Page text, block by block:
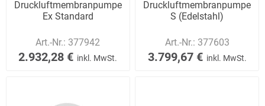
Druckluftmembranpumpe
Ex Standard
Art.-Nr.: 377942
2.932,28 € inkl. MwSt.
Druckluftmembranpumpe
S (Edelstahl)
Art.-Nr.: 377603
3.799,67 € inkl. MwSt.